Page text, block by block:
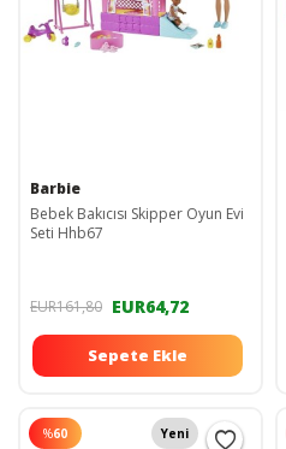
Barbie
Bebek Bakıcısı Skipper Oyun Evi
Seti Hhb67
EUR161,80 EUR64,72
Sepete Ekle
%60 Yeni